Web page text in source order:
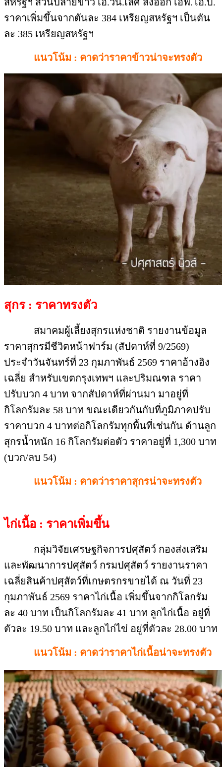
ราคาเพิ่มขึ้นจากตันละ 384 เหรียญสหรัฐฯ เป็นตัน
ละ 385 เหรียญสหรัฐฯ
แนวโน้ม : คาดว่าราคาข้าวน่าจะทรงตัว
สุกร : ราคาทรงตัว
สมาคมผู้เลี้ยงสุกรแห่งชาติ รายงานข้อมูล
ราคาสุกรมีชีวิตหน้าฟาร์ม (สัปดาห์ที่ 9/2569)
ประจำวันจันทร์ที่ 23 กุมภาพันธ์ 2569 ราคาอ้างอิง
เฉลี่ย สำหรับเขตกรุงเทพฯ และปริมณฑล ราคา
ปรับบวก 4 บาท จากสัปดาห์ที่ผ่านมา มาอยู่ที่
กิโลกรัมละ 58 บาท ขณะเดียวกันกับที่ภูมิภาคปรับ
ราคาบวก 4 บาทต่อกิโลกรัมทุกพื้นที่เช่นกัน ด้านลูก
สุกรน้ำหนัก 16 กิโลกรัมต่อตัว ราคาอยู่ที่ 1,300 บาท
(บวก/ลบ 54)
แนวโน้ม : คาดว่าราคาสุกรน่าจะทรงตัว
ไก่เนื้อ : ราคาเพิ่มขึ้น
กลุ่มวิจัยเศรษฐกิจการปศุสัตว์ กองส่งเสริม
และพัฒนาการปศุสัตว์ กรมปศุสัตว์ รายงานราคา
เฉลี่ยสินค้าปศุสัตว์ที่เกษตรกรขายได้ ณ วันที่ 23
กุมภาพันธ์ 2569 ราคาไก่เนื้อ เพิ่มขึ้นจากกิโลกรัม
ละ 40 บาท เป็นกิโลกรัมละ 41 บาท ลูกไก่เนื้อ อยู่ที่
ตัวละ 19.50 บาท และลูกไก่ไข่ อยู่ที่ตัวละ 28.00 บาท
แนวโน้ม : คาดว่าราคาไก่เนื้อน่าจะทรงตัว